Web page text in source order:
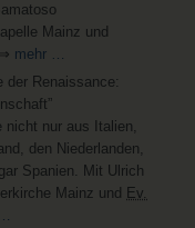
Mainz und
mehr …
der Renaissance:
nicht nur aus Italien,
den Niederlanden,
Spanien. Mit Ulrich
Mainz und Ev.